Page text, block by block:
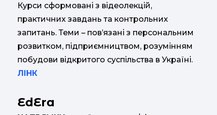
Курси сформовані з відеолекцій,
практичних завдань та контрольних
запитань. Теми – пов’язані з персональним
розвитком, підприємництвом, розумінням
побудови відкритого суспільства в Україні.
ЛІНК
EdEra